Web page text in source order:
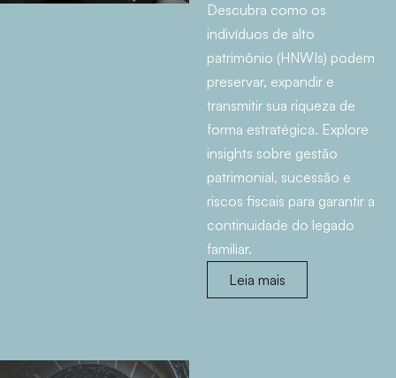
Descubra como os
indivíduos de alto
patrimônio (HNWIs) podem
preservar, expandir e
transmitir sua riqueza de
forma estratégica. Explore
insights sobre gestão
patrimonial, sucessão e
riscos fiscais para garantir a
continuidade do legado
familiar.
Leia mais